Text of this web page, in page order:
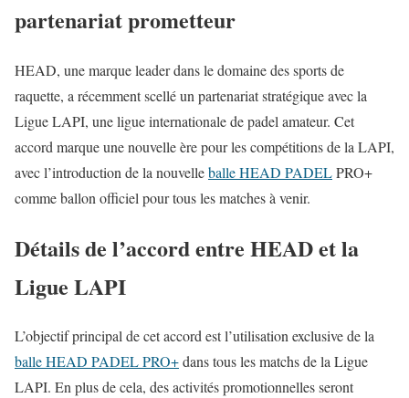
partenariat prometteur
HEAD, une marque leader dans le domaine des sports de
raquette, a récemment scellé un partenariat stratégique avec la
Ligue LAPI, une ligue internationale de padel amateur. Cet
accord marque une nouvelle ère pour les compétitions de la LAPI,
avec l’introduction de la nouvelleballe HEAD PADELPRO+
comme ballon officiel pour tous les matches à venir.
Détails de l’accord entre HEAD et la
Ligue LAPI
L’objectif principal de cet accord est l’utilisation exclusive de la
balle HEAD PADEL PRO+dans tous les matchs de la Ligue
LAPI. En plus de cela, des activités promotionnelles seront